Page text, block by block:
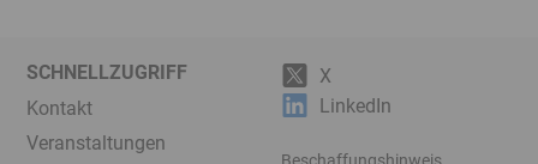
SCHNELLZUGRIFF
Kontakt
Veranstaltungen
X
LinkedIn
Beschaffungshinweis